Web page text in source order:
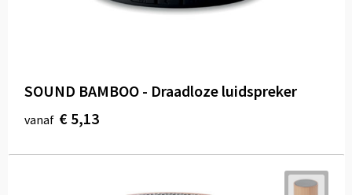
SOUND BAMBOO - Draadloze luidspreker
vanaf € 5,13